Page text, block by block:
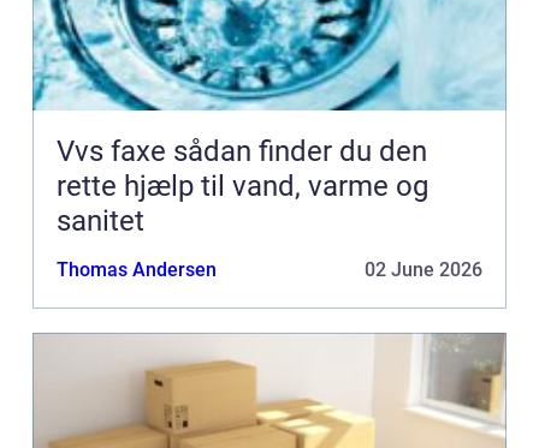
Vvs faxe sådan finder du den
rette hjælp til vand, varme og
sanitet
Thomas Andersen 02 June 2026